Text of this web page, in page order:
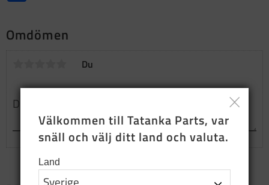
Omdömen
Du
Välkommen till Tatanka Parts, var
snäll och välj ditt land och valuta.
Land